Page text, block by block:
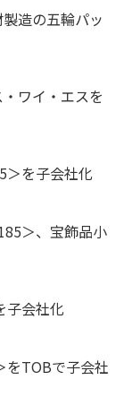
造の五輪パッ
ワイ・エスを
＞を子会社化
＞、宝飾品小
子会社化
をTOBで子会社